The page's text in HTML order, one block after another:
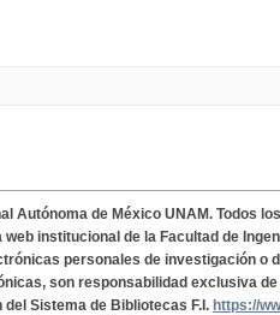
Autónoma de México UNAM. Todos
web institucional de la Facultad de
personales de investigación o
son responsabilidad exclusiva
Sistema de Bibliotecas F.I. https://